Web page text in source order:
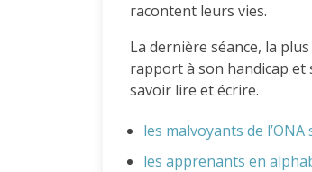
racontent leurs vies.
La dernière séance, la
rapport à son handicap et
savoir lire et écrire.
les malvoyants de l’ONA
les apprenants en